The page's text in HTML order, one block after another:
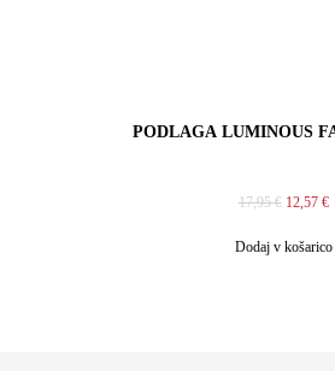
PODLAGA LUMINOUS
17,95€ 12,57 €
Dodaj v košarico